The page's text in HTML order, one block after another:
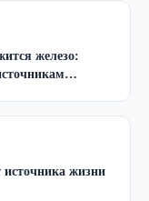
железо:
источника жизни